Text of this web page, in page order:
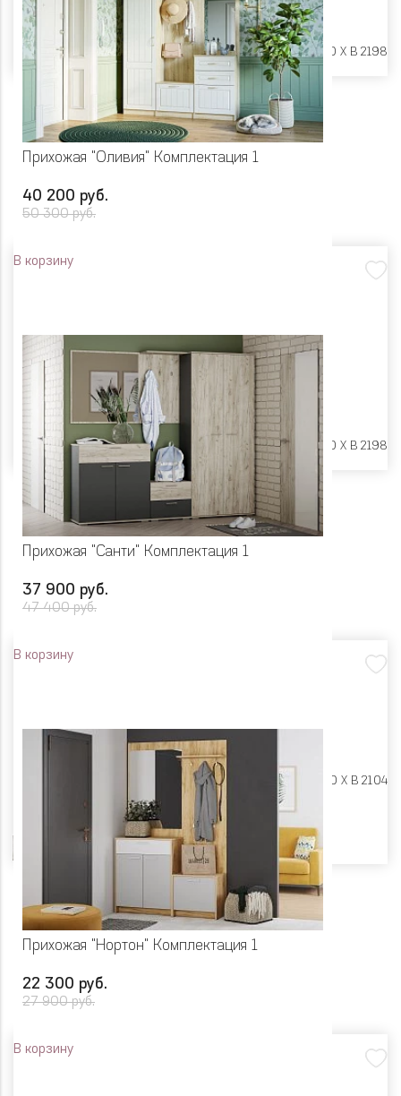
Размеры: Ш 1154 X Г 380 X В 2198
Прихожая "Оливия" Комплектация 1
40 200 руб.
50 300 руб.
В корзину
Размеры: Ш 1756 X Г 380 X В 2198
Прихожая "Санти" Комплектация 1
37 900 руб.
47 400 руб.
В корзину
Ш 2350 X Г 400 X В 2104
Прихожая "Нортон" Комплектация 1
22 300 руб.
27 900 руб.
В корзину